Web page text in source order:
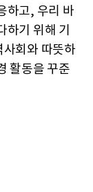
하고, 우리 바
기 위해 기
사회와 따뜻하
활동을 꾸준